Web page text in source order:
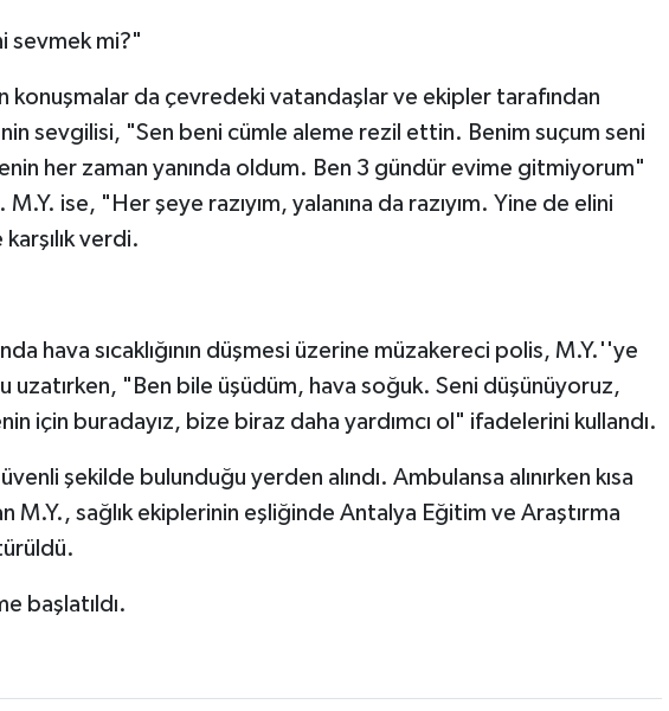
sevmek mi?"
konuşmalar da çevredeki vatandaşlar ve ekipler tarafından
sevgilisi, "Sen beni cümle aleme rezil ettin. Benim suçum seni
her zaman yanında oldum. Ben 3 gündür evime gitmiyorum"
ise, "Her şeye razıyım, yalanına da razıyım. Yine de elini
verdi.
hava sıcaklığının düşmesi üzerine müzakereci polis, M.Y.''ye
"Ben bile üşüdüm, hava soğuk. Seni düşünüyoruz,
için buradayız, bize biraz daha yardımcı ol" ifadelerini kullandı.
şekilde bulunduğu yerden alındı. Ambulansa alınırken kısa
M.Y., sağlık ekiplerinin eşliğinde Antalya Eğitim ve Araştırma
başlatıldı.